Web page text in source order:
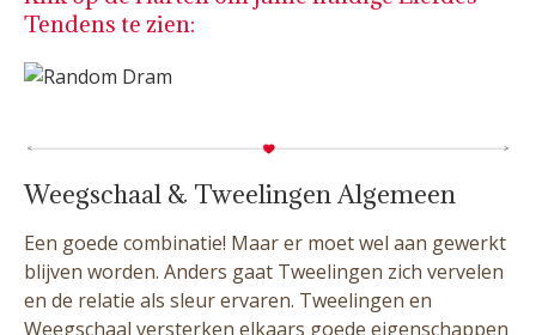
Tendens te zien:
Weegschaal & Tweelingen Algemeen
Een goede combinatie! Maar er moet wel aan gewerkt
blijven worden. Anders gaat Tweelingen zich vervelen
en de relatie als sleur ervaren. Tweelingen en
Weegschaal versterken elkaars goede eigenschappen